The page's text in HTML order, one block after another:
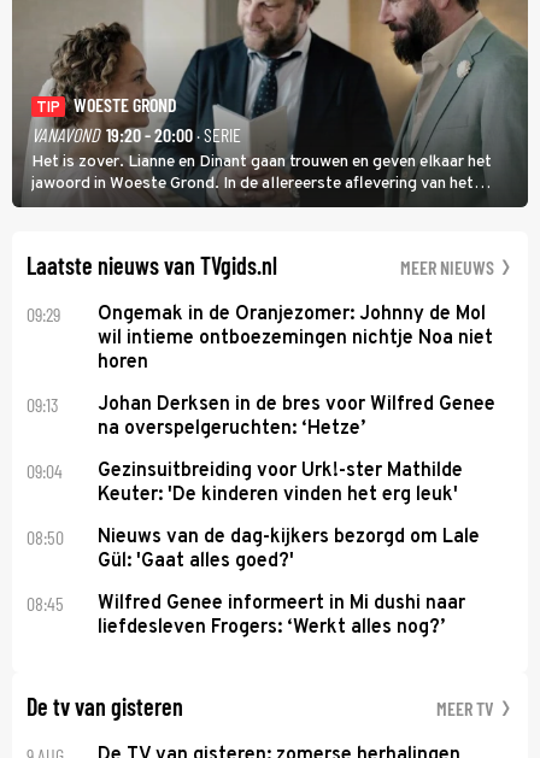
TIP
WOESTE GROND
VANAVOND 19:20 - 20:00· SERIE
Het is zover. Lianne en Dinant gaan trouwen en geven elkaar het
jawoord in Woeste Grond. In de allereerste aflevering van het
eerste seizoen kwam Lianne vanuit de Randstad naar Twente. Daar
Laatste nieuws van TVgids.nl MEER NIEUWS
09:29
Ongemak in de Oranjezomer: Johnny de Mol
wil intieme ontboezemingen nichtje Noa niet
horen
09:13
Johan Derksen in de bres voor Wilfred Genee
na overspelgeruchten: ‘Hetze’
09:04
Gezinsuitbreiding voor Urk!-ster Mathilde
Keuter: 'De kinderen vinden het erg leuk'
08:50
Nieuws van de dag-kijkers bezorgd om Lale
Gül: 'Gaat alles goed?'
08:45
Wilfred Genee informeert in Mi dushi naar
liefdesleven Frogers: ‘Werkt alles nog?’
De tv van gisteren MEER TV